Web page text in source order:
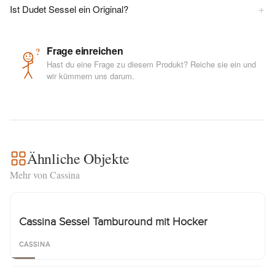
Ist Dudet Sessel ein Original? +
? Frage einreichen
Hast du eine Frage zu diesem Produkt? Reiche sie ein und
wir kümmern uns darum.
Ähnliche Objekte
Mehr von Cassina
Cassina Sessel Tamburound mit Hocker
CASSINA